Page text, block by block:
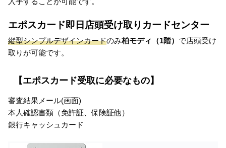
エポスカード即日店頭受け取りカードセンター
縦型シンプルデザインカードのみ柏モディ（1階） で店頭受け
取りが可能です。
【エポスカード受取に必要なもの】
審査結果メール(画面)
本人確認書類（免許証、保険証他）
銀行キャッシュカード